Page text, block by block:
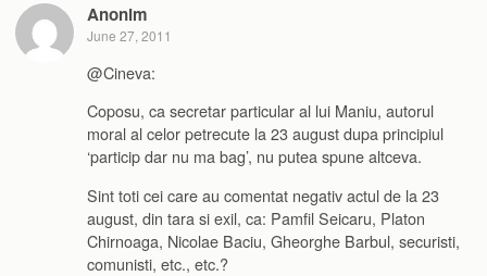
Anonim
June 27, 2011
@Cineva:
Coposu, ca secretar particular al lui Maniu, autorul
moral al celor petrecute la 23 august dupa principiul
‘particip dar nu ma bag’, nu putea spune altceva.
Sint toti cei care au comentat negativ actul de la 23
august, din tara si exil, ca: Pamfil Seicaru, Platon
Chirnoaga, Nicolae Baciu, Gheorghe Barbul, securisti,
comunisti, etc., etc.?